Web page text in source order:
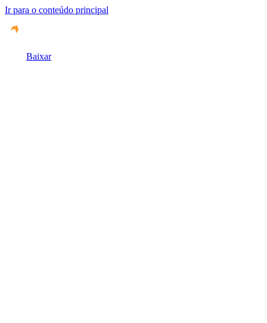
Ir para o conteúdo principal
Baixar